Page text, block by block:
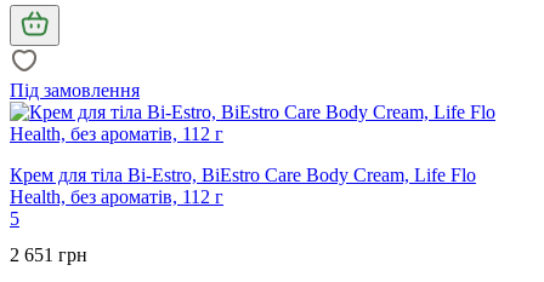
Під замовлення
Крем для тіла Bi-Estro, BiEstro Care Body Cream, Life Flo
Health, без ароматів, 112 г
5
2 651 грн